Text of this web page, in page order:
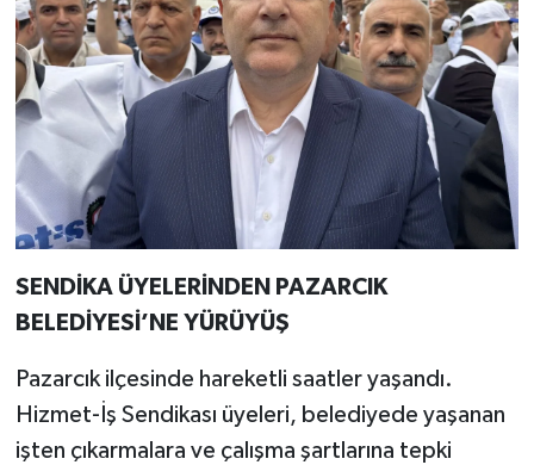
SENDİKA ÜYELERİNDEN PAZARCIK
BELEDİYESİ’NE YÜRÜYÜŞ
Pazarcık ilçesinde hareketli saatler yaşandı.
Hizmet-İş Sendikası üyeleri, belediyede yaşanan
işten çıkarmalara ve çalışma şartlarına tepki